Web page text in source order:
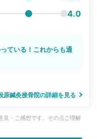
4.0
ている！これからも通
鍼灸接骨院の詳細を見る
見・ご感想です。その点ご理解